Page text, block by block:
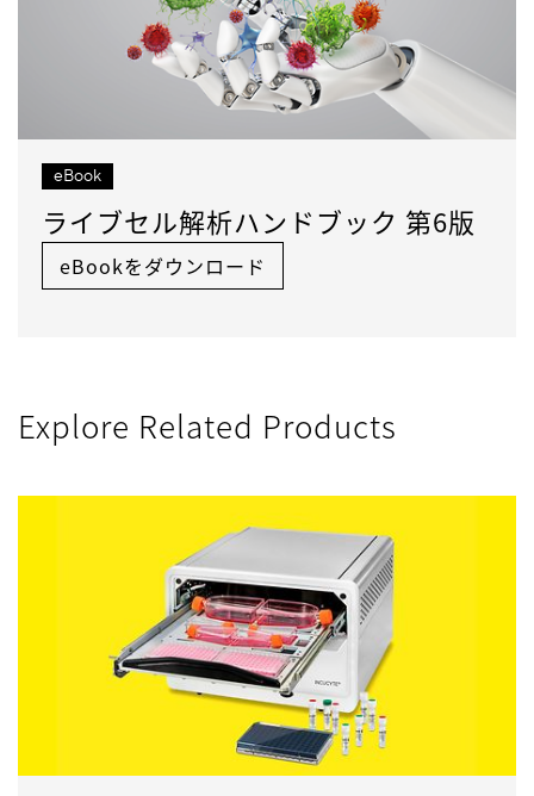
eBook
ライブセル解析ハンドブック 第6版
eBookをダウンロード
Explore Related Products